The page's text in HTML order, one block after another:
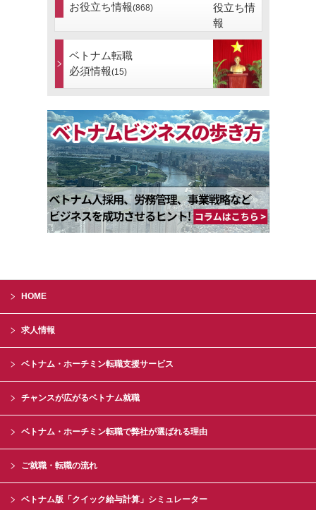
お役立ち情報(868)
ベトナム転職
必須情報(15)
HOME
求人情報
ベトナム・ホーチミン転職支援サービス
チャンスが広がるベトナム就職
ベトナム・ホーチミン転職で弊社が選ばれる理由
ご就職・転職の流れ
ベトナム版「クイック給与計算」シミュレーター